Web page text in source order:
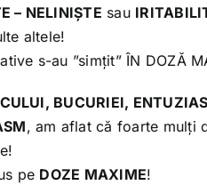
– NELINIȘTE sau
altele!
s-au ”simțit” ÎN DOZĂ
BUCURIEI,
, am aflat că foarte mulți
pe DOZE MAXIME!